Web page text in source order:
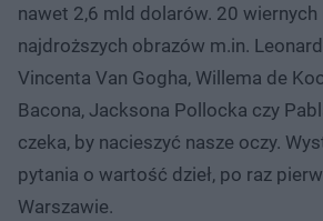
nawet 2,6 mld dolarów. 20
najdroższych obrazów m.in.
Vincenta Van Gogha, Willema de
Bacona, Jacksona Pollocka czy
czeka, by nacieszyć nasze oczy.
pytania o wartość dzieł, po raz
Warszawie.